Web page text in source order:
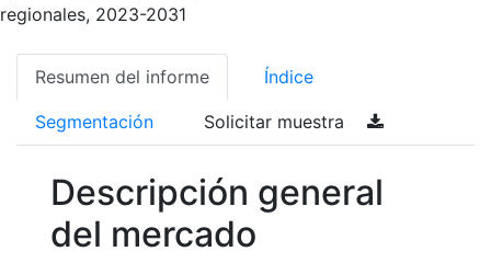
regionales, 2023-2031
Resumen del informe Índice
Segmentación Solicitar muestra
Descripción general
del mercado